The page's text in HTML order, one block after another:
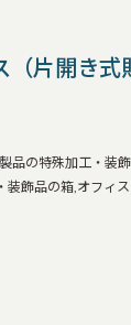
（片開き
品の特殊加工・装飾
装飾品の箱,オフィ